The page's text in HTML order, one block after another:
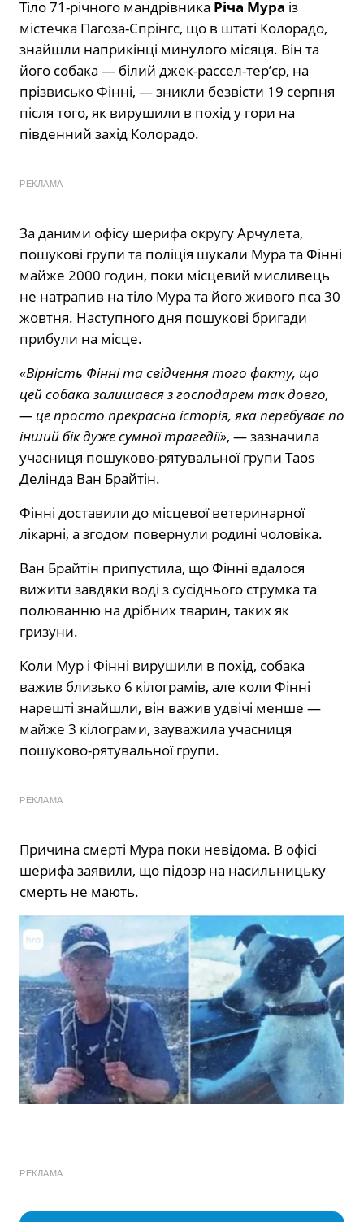
Тіло 71-річного мандрівника Річа Мура із
містечка Пагоза-Спрінгс, що в штаті Колорадо,
знайшли наприкінці минулого місяця. Він та
його собака — білий джек-рассел-тер’єр, на
прізвисько Фінні, — зникли безвісти 19 серпня
після того, як вирушили в похід у гори на
південний захід Колорадо.
РЕКЛАМА
За даними офісу шерифа округу Арчулета,
пошукові групи та поліція шукали Мура та Фінні
майже 2000 годин, поки місцевий мисливець
не натрапив на тіло Мура та його живого пса 30
жовтня. Наступного дня пошукові бригади
прибули на місце.
«Вірність Фінні та свідчення того факту, що
цей собака залишався з господарем так довго,
— це просто прекрасна історія, яка перебуває по
інший бік дуже сумної трагедії», — зазначила
учасниця пошуково-рятувальної групи Taos
Делінда Ван Брайтін.
Фінні доставили до місцевої ветеринарної
лікарні, а згодом повернули родині чоловіка.
Ван Брайтін припустила, що Фінні вдалося
вижити завдяки воді з сусіднього струмка та
полюванню на дрібних тварин, таких як
гризуни.
Коли Мур і Фінні вирушили в похід, собака
важив близько 6 кілограмів, але коли Фінні
нарешті знайшли, він важив удвічі менше —
майже 3 кілограми, зауважила учасниця
пошуково-рятувальної групи.
РЕКЛАМА
Причина смерті Мура поки невідома. В офісі
шерифа заявили, що підозр на насильницьку
смерть не мають.
РЕКЛАМА